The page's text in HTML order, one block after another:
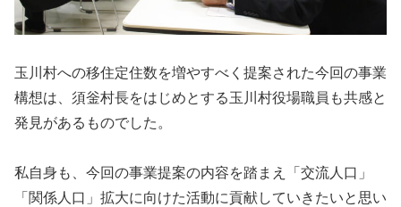
玉川村への移住定住数を増やすべく提案された今回の事業
構想は、須釡村長をはじめとする玉川村役場職員も共感と
発見があるものでした。
私自身も、今回の事業提案の内容を踏まえ「交流人口」
「関係人口」拡大に向けた活動に貢献していきたいと思い